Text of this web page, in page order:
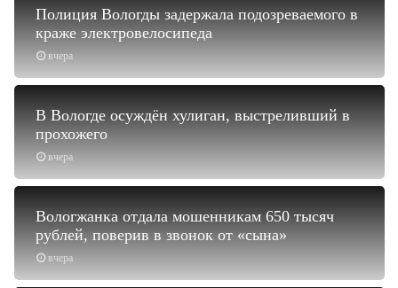
вчера
Полиция Вологды задержала подозреваемого в
краже электровелосипеда
вчера
В Вологде осуждён хулиган, выстреливший в
прохожего
вчера
Вологжанка отдала мошенникам 650 тысяч
рублей, поверив в звонок от «сына»